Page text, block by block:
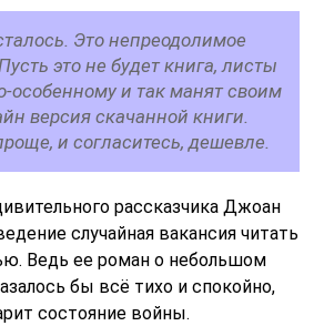
Это непреодолимое
это не будет книга, листы
особенному и так манят своим
версия скачанной книги.
и согласитесь, дешевле.
рассказчика Джоан
случайная вакансия читать
Ведь ее роман о небольшом
бы всё тихо и спокойно,
состояние войны.